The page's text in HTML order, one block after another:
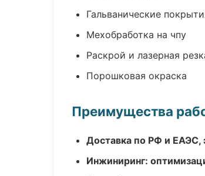
Гальванические
Мехобработка на чпу
Раскрой и лазерная
Порошковая окраска
Преимущества
Доставка по РФ и ЕАЭС,
Инжиниринг: